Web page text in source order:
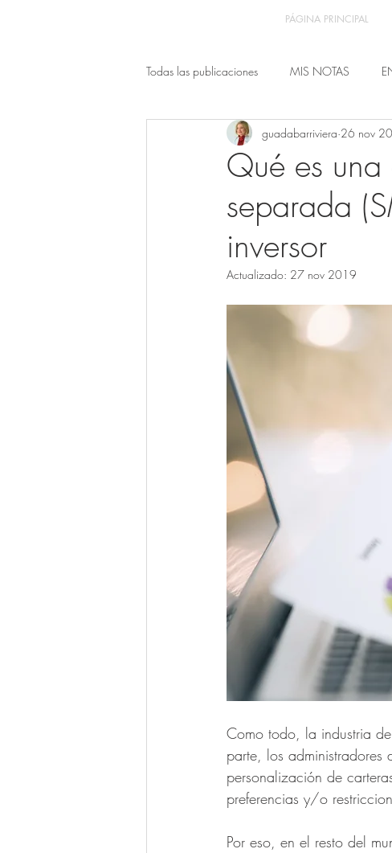
PÁGINA PRINCIPAL
Todas las publicaciones MIS NOTAS
Qué es
separada
inversor
guadabarriviera 26 nov
Actualizado: 27 nov 2019
Como todo, la industria
parte, los
personalización de
preferencias y/o
Por eso, en el resto del